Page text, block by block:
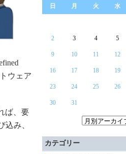
ウェア
ば、要
み、
日 月 火 水
2 3 4 5
9 10 11 12
16 17 18 19
23 24 25 26
30 31
カテゴリー